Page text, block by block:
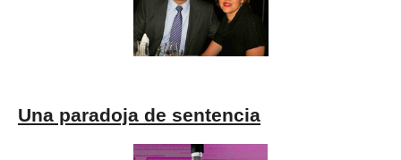
Una paradoja de sentencia